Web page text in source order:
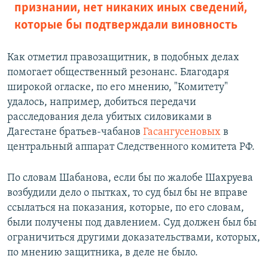
признании, нет никаких иных сведений,
которые бы подтверждали виновность
Как отметил правозащитник, в подобных делах
помогает общественный резонанс. Благодаря
широкой огласке, по его мнению, "Комитету"
удалось, например, добиться передачи
расследования дела убитых силовиками в
Дагестане братьев-чабанов Гасангусеновых в
центральный аппарат Следственного комитета РФ.
По словам Шабанова, если бы по жалобе Шахруева
возбудили дело о пытках, то суд был бы не вправе
ссылаться на показания, которые, по его словам,
были получены под давлением. Суд должен был бы
ограничиться другими доказательствами, которых,
по мнению защитника, в деле не было.